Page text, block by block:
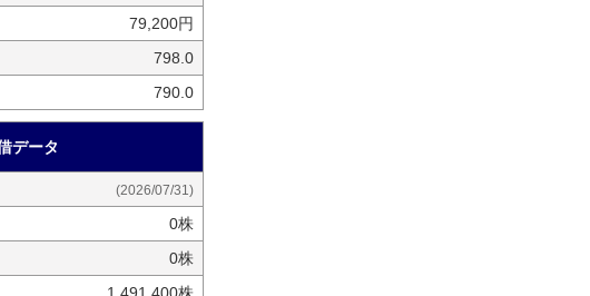
79,200円
798.0
790.0
データ
(2026/07/31)
0株
0株
1,491,400株